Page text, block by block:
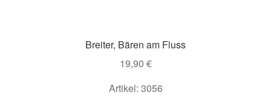
Breiter, Bären am Fluss
19,90 €
Artikel: 3056